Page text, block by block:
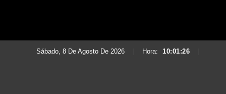
Sábado, 8 De Agosto De 2026 Hora: 10:01:28